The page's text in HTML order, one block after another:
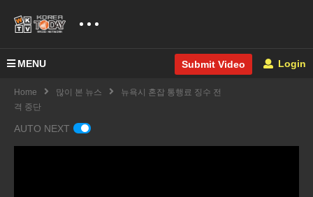
MENU Submit Video Login
Home 많이 본 뉴스
뉴욕시 혼잡 통행료 징수 전
격 중단
AUTO NEXT